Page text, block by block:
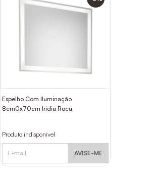
Espelho Com Iluminação
8cm0x70cm Iridia Roca
Produto indisponível
AVISE-ME